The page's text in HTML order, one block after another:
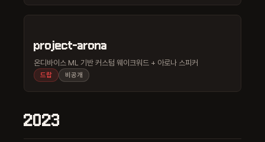
project-arona
온디바이스 ML 기반 커스텀 웨이크워드 + 아로나 스피커
드랍 비공개
2023